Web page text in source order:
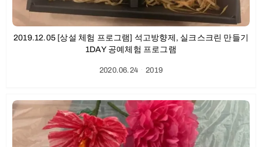
2019.12.05 [상설 체험 프로그램] 석고방향제, 실크스크린 만들기
1DAY 공예체험 프로그램
2020.06.24ㆍ2019